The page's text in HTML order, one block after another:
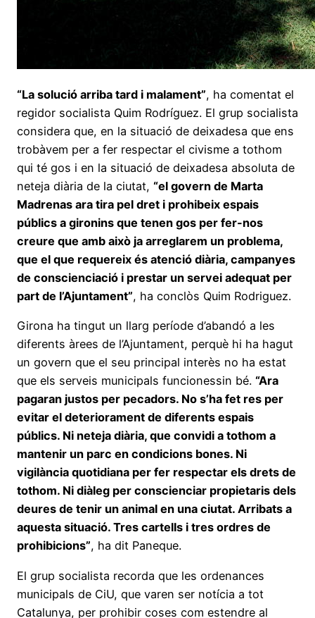
“La solució arriba tard i malament”, ha comentat el
regidor socialista Quim Rodríguez. El grup socialista
considera que, en la situació de deixadesa que ens
trobàvem per a fer respectar el civisme a tothom
qui té gos i en la situació de deixadesa absoluta de
neteja diària de la ciutat, “el govern de Marta
Madrenas ara tira pel dret i prohibeix espais
públics a gironins que tenen gos per fer-nos
creure que amb això ja arreglarem un problema,
que el que requereix és atenció diària, campanyes
de conscienciació i prestar un servei adequat per
part de l’Ajuntament”, ha conclòs Quim Rodriguez.
Girona ha tingut un llarg període d’abandó a les
diferents àrees de l’Ajuntament, perquè hi ha hagut
un govern que el seu principal interès no ha estat
que els serveis municipals funcionessin bé. “Ara
pagaran justos per pecadors. No s’ha fet res per
evitar el deteriorament de diferents espais
públics. Ni neteja diària, que convidi a tothom a
mantenir un parc en condicions bones. Ni
vigilància quotidiana per fer respectar els drets de
tothom. Ni diàleg per conscienciar propietaris dels
deures de tenir un animal en una ciutat. Arribats a
aquesta situació. Tres cartells i tres ordres de
prohibicions”, ha dit Paneque.
El grup socialista recorda que les ordenances
municipals de CiU, que varen ser notícia a tot
Catalunya, per prohibir coses com estendre al